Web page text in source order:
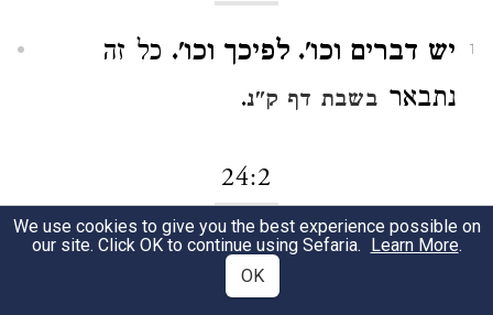
1 יש דברים וכו'. לפיכך וכו'. כל זה
נתבאר בשבת דף ק"נ.
24:2
אסור לאדם וכו'.ברייתאבעירובין דף
לא יהלך אדם בסוף שדהו לידע מה
We use cookies to give you the best experience possible on
our site. Click OK to continue using Sefaria. Learn More.
OK